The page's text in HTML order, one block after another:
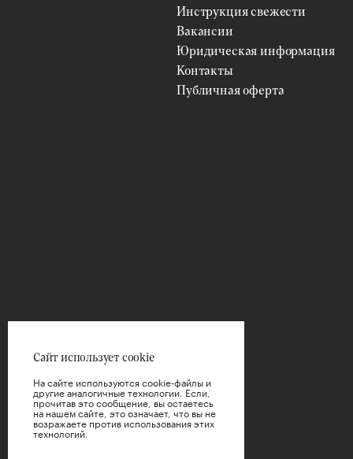
Инструкция свежести
Вакансии
Юридическая информация
Контакты
Публичная оферта
Сайт использует cookie
На сайте используются cookie-файлы и
другие аналогичные технологии. Если,
прочитав это сообщение, вы остаетесь
на нашем сайте, это означает, что вы не
возражаете против использования этих
технологий.